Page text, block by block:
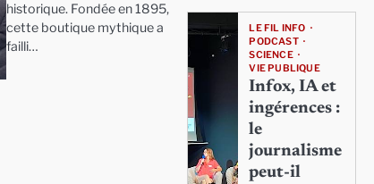
historique. Fondée en 1895,
cette boutique mythique a
failli…
LE FIL INFO
PODCAST
SCIENCE
VIE PUBLIQUE
Infox, IA et
ingérences :
le
journalisme
peut-il